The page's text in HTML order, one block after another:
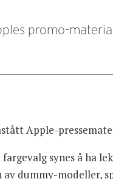
promo-
Apple-
synes å ha
av dummy-modeller,